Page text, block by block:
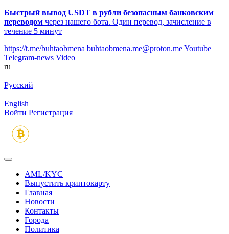
Быстрый вывод USDT в рубли безопасным банковским
переводом через нашего бота. Один перевод, зачисление в
течение 5 минут
https://t.me/buhtaobmena buhtaobmena.me@proton.meYoutube
Telegram-news Video
ru
Русский
English
Войти Регистрация
AML/KYC
Выпустить криптокарту
Главная
Новости
Контакты
Города
Политика